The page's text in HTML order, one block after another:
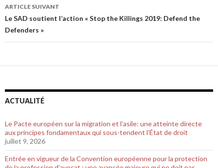
ARTICLE SUIVANT
Le SAD soutient l’action « Stop the Killings 2019: Defend the
Defenders »
ACTUALITÉ
Le Pacte européen sur la migration et l’asile: une atteinte directe
aux principes fondamentaux qui sous-tendent l’État de droit
juillet 9, 2026
Entrée en vigueur de la Convention européenne pour la protection